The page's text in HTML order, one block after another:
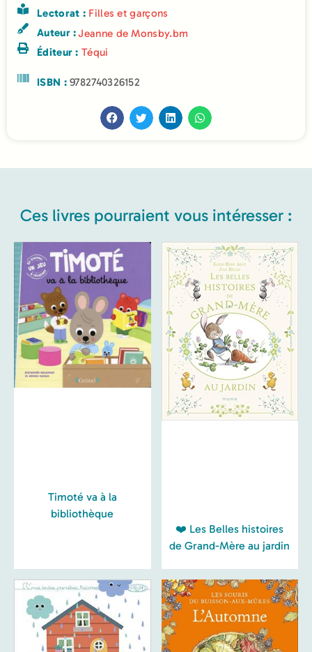
Lectorat : Filles et garçons
Auteur :Jeanne de Monsby.bm
Éditeur : Téqui
ISBN :9782740326152
Ces livres pourraient vous intéresser :
Timoté va à la
bibliothèque
❤️ Les Belles histoires
de Grand-Mère au jardin